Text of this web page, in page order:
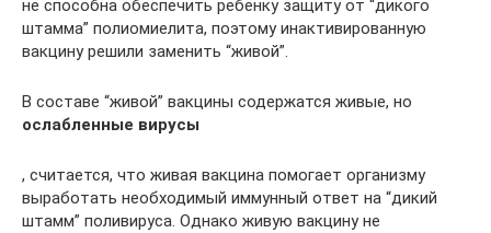
не способна обеспечить ребёнку защиту от “дикого
штамма” полиомиелита, поэтому инактивированную
вакцину решили заменить “живой”.
В составе “живой” вакцины содержатся живые, но
ослабленные вирусы
, считается, что живая вакцина помогает организму
выработать необходимый иммунный ответ на “дикий
штамм” поливируса. Однако живую вакцину не